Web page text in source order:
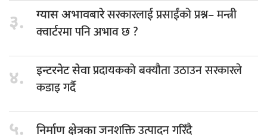
३. ग्यास अभावबारेसरकारलाई प्रसाईंको प्रश्न– मन्त्री
क्वार्टरमा पनि अभाव छ ?
४. इन्टरनेट सेवाप्रदायकको बक्यौता उठाउन सरकारले
कडाइ गर्दै
५. निर्माण क्षेत्रकाजनशक्ति उत्पादन गरिँदै